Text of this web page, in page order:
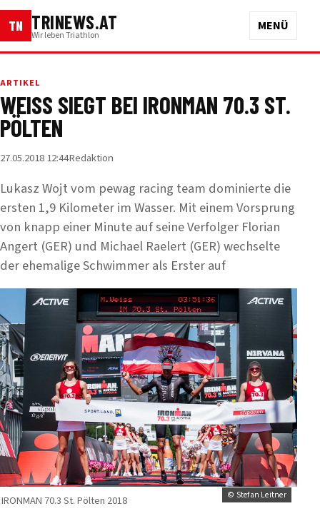
TN TRINEWS.AT
Wir leben Triathlon
MENÜ
ARTIKEL
WEISS SIEGT BEI IRONMAN 70.3 ST.
PÖLTEN
27.05.2018 12:44Redaktion
Lukasz Wojt vom pewag racing team dominierte die
ersten 1,9 Kilometer im Wasser. Mit einem Vorsprung
von knapp einer Minute auf seine Verfolger Florian
Angert (GER) und Michael Raelert (GER) wechselte
der ehemalige Schwimmer als Erster auf
© Stefan Leitner
IRONMAN 70.3 St. Pölten 2018